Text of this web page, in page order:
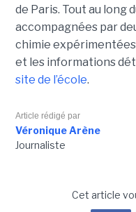
de Paris. Tout au long
accompagnées par
chimie
et les informations
site de l’école.
Article rédigé par
Véronique Arène
Journaliste
Cet article